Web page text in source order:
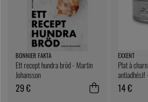
BONNIER FAKTA
Ett recept hundra bröd - Martin
Johansson
29 €
EXXENT
Plat à
antiadhésif
14 €